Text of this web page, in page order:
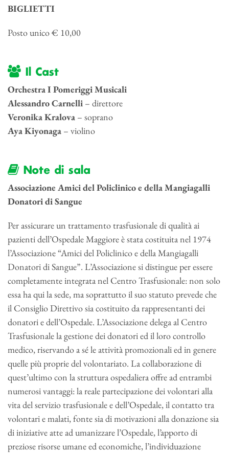
BIGLIETTI
Posto unico € 10,00
Il Cast
Orchestra I Pomeriggi Musicali
Alessandro Carnelli – direttore
Veronika Kralova – soprano
Aya Kiyonaga – violino
Note di sala
Associazione Amici del Policlinico e della Mangiagalli
Donatori di Sangue
Per assicurare un trattamento trasfusionale di qualità ai
pazienti dell’Ospedale Maggiore è stata costituita nel 1974
l’Associazione “Amici del Policlinico e della Mangiagalli
Donatori di Sangue”. L’Associazione si distingue per essere
completamente integrata nel Centro Trasfusionale: non solo
essa ha qui la sede, ma soprattutto il suo statuto prevede che
il Consiglio Direttivo sia costituito da rappresentanti dei
donatori e dell’Ospedale. L’Associazione delega al Centro
Trasfusionale la gestione dei donatori ed il loro controllo
medico, riservando a sé le attività promozionali ed in genere
quelle più proprie del volontariato. La collaborazione di
quest’ultimo con la struttura ospedaliera offre ad entrambi
numerosi vantaggi: la reale partecipazione dei volontari alla
vita del servizio trasfusionale e dell’Ospedale, il contatto tra
volontari e malati, fonte sia di motivazioni alla donazione sia
di iniziative atte ad umanizzare l’Ospedale, l’apporto di
preziose risorse umane ed economiche, l’individuazione